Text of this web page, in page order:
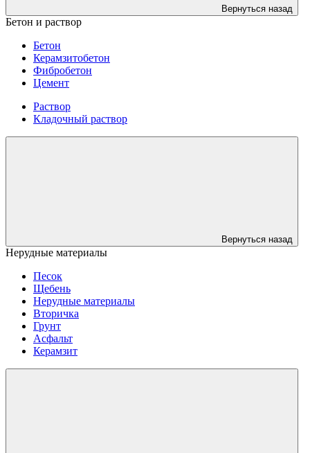
Вернуться назад
Бетон и раствор
Бетон
Керамзитобетон
Фибробетон
Цемент
Раствор
Кладочный раствор
Вернуться назад
Нерудные материалы
Песок
Щебень
Нерудные материалы
Вторичка
Грунт
Асфальт
Керамзит